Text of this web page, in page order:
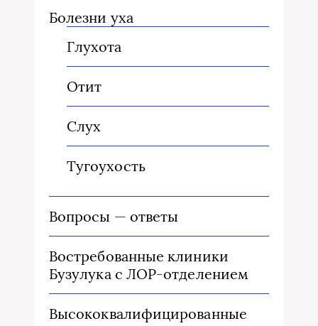
Болезни уха
Глухота
Отит
Слух
Тугоухость
Вопросы — ответы
Востребованные клиники
Бузулука с ЛОР-отделением
Высококвалифицированные